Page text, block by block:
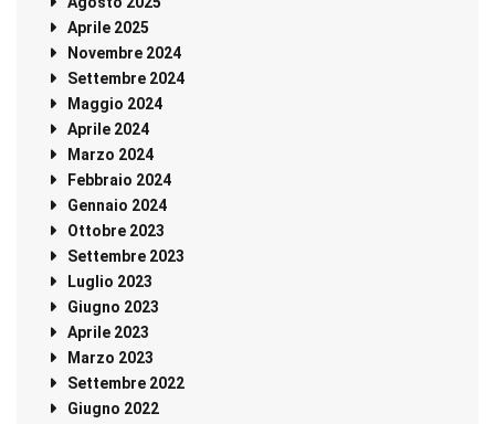
Aprile 2025
Novembre 2024
Settembre 2024
Maggio 2024
Aprile 2024
Marzo 2024
Febbraio 2024
Gennaio 2024
Ottobre 2023
Settembre 2023
Luglio 2023
Giugno 2023
Aprile 2023
Marzo 2023
Settembre 2022
Giugno 2022